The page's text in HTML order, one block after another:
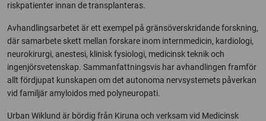
riskpatienter innan de transplanteras.
Avhandlingsarbetet är ett exempel på gränsöverskridande forskning,
där samarbete skett mellan forskare inom internmedicin, kardiologi,
neurokirurgi, anestesi, klinisk fysiologi, medicinsk teknik och
ingenjörsvetenskap. Sammanfattningsvis har avhandlingen framför
allt fördjupat kunskapen om det autonoma nervsystemets påverkan
vid familjär amyloidos med polyneuropati.
Urban Wiklund är bördig från Kiruna och verksam vid Medicinsk